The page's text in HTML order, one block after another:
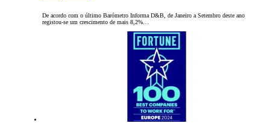
De acordo com o último Barómetro Informa D&B, de Janeiro a Setembro deste ano
registou-se um crescimento de mais 8,2%…